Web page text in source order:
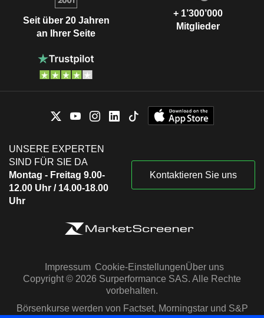
Seit über 20 Jahren
an Ihrer Seite
+ 1’300’000
Mitglieder
UNSERE EXPERTEN
SIND FÜR SIE DA
Montag - Freitag 9.00-
12.00 Uhr / 14.00-18.00
Uhr
Kontaktieren Sie uns
Impressum Cookie-EinstellungenÜber uns
Copyright © 2026 Surperformance SAS. Alle Rechte
vorbehalten.
Börsenkurse werden von Factset, Morningstar und S&P